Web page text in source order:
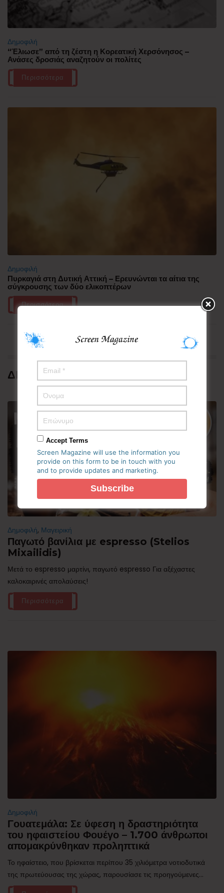
Δημοφιλή
“Έλιωσε” από τη ζέστη η Κορεατική Χερσόνησος –
Ανάσες δροσιάς αναζητούν οι πολίτες
Περισσότερα
Δημοφιλή
Πυρκαγιά στη Δυτική Αττική – Ερευνώνται τα αίτια της
σύγκρουσης των δύο ελικοπτέρων
Περισσότερα
ΔΗΜΟΦΙΛΗ
Δημοφιλή, Μαγειρική
Παγωτό βανίλια με espresso (Stelios
Mixailidis)
Μετά το espresso μαρτίνι, παγωτό espresso Για αξέχαστες
καλοκαιρινές απολαύσεις!
Περισσότερα
Δημοφιλή
Γουατεμάλα: Σε ύφεση η δραστηριότητα
του ηφαιστείου Φουέγο – 1.700 άνθρωποι
απομακρύνθηκαν προληπτικά
Το ηφαίστειο, που βρίσκεται περίπου 35 χιλιόμετρα νοτιοδυτικά
της πρωτεύουσας της χώρας, παρουσίασε τις προηγούμενες...
Accept Terms
Screen Magazine will use the information you
provide on this form to be in touch with you
and to provide updates and marketing.